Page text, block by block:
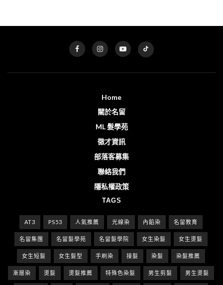
Home
關於名留
ML 髮學苑
徵才資訊
部落客募集
聯絡我們
隱私權政策
TAGS
AT3 PS53 人氣推薦 光線染 內餡染 名留教育
名留集團 名留髮學苑 名留髮學院 女生染髮 女生燙髮
女生短髮 女生髮型 手刷染 接髮 染髮 染髮推薦
漸層染 燙髮 燙髮推薦 特殊色染髮 男生剪髮 男生燙髮